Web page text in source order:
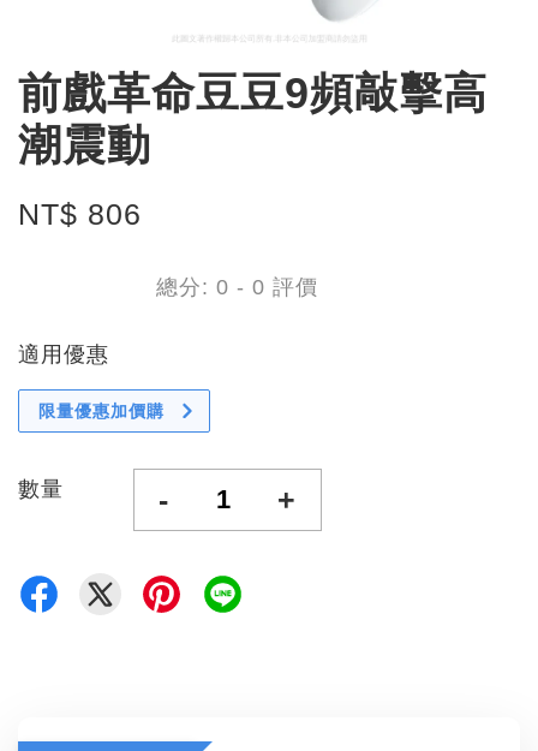
前戲革命豆豆9頻敲擊高
潮震動
NT$ 806
總分: 0 - 0 評價
適用優惠
限量優惠加價購
數量 - +